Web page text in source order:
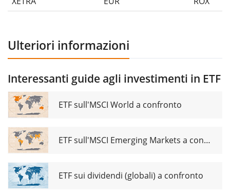
Ulteriori informazioni
Interessanti guide agli investimenti in ETF
ETF sull'MSCI World a confronto
ETF sull'MSCI Emerging Markets a confronto
ETF sui dividendi (globali) a confronto